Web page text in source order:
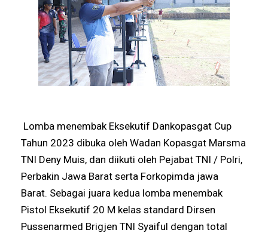
Lomba menembak Eksekutif Dankopasgat Cup
Tahun 2023 dibuka oleh Wadan Kopasgat Marsma
TNI Deny Muis, dan diikuti oleh Pejabat TNI / Polri,
Perbakin Jawa Barat serta Forkopimda jawa
Barat. Sebagai juara kedua lomba menembak
Pistol Eksekutif 20 M kelas standard Dirsen
Pussenarmed Brigjen TNI Syaiful dengan total